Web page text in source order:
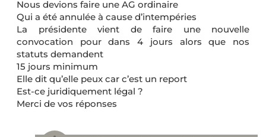
Nous devions faire une AG ordinaire
Qui a été annulée à cause d’intempéries
La présidente vient de faire une nouvelle
convocation pour dans 4 jours alors que nos
statuts demandent
15 jours minimum
Elle dit qu’elle peux car c’est un report
Est-ce juridiquement légal ?
Merci de vos réponses